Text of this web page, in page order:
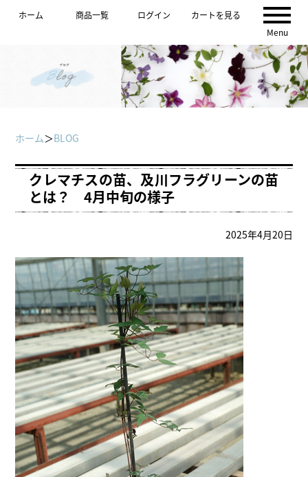
ホーム 商品一覧 ログイン
カートを見る
Menu
ホーム＞BLOG
クレマチスの苗、及川フラグリーンの苗
とは？ 4月中旬の様子
2025年4月20日